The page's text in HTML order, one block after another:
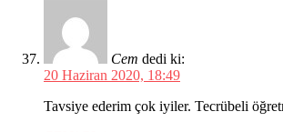
Cem dedi ki:
20 Haziran 2020, 18:49
Tavsiye ederim çok iyiler. Tecrübeli